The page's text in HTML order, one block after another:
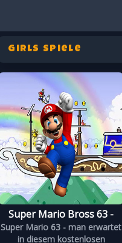
Girls Spiele
Super Mario Bross 63 -
Super Mario 63 - man erwartet
in diesem kostenlosen